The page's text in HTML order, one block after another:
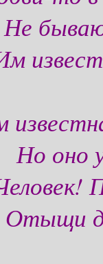
Не
Но оно
Отыщи